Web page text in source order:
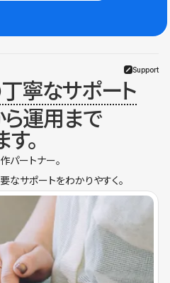
Support
寧なサポート
ら運用まで
。
パートナー。
なサポートをわかりやすく。